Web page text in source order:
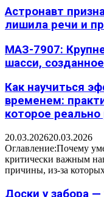
Астронавт
лишила речи и
МАЗ-7907:
шасси,
Как научиться
временем:
которое реально
20.03.202620.03.2026
Оглавление:Почему
критически важным
причины, из-за
Доски у забора